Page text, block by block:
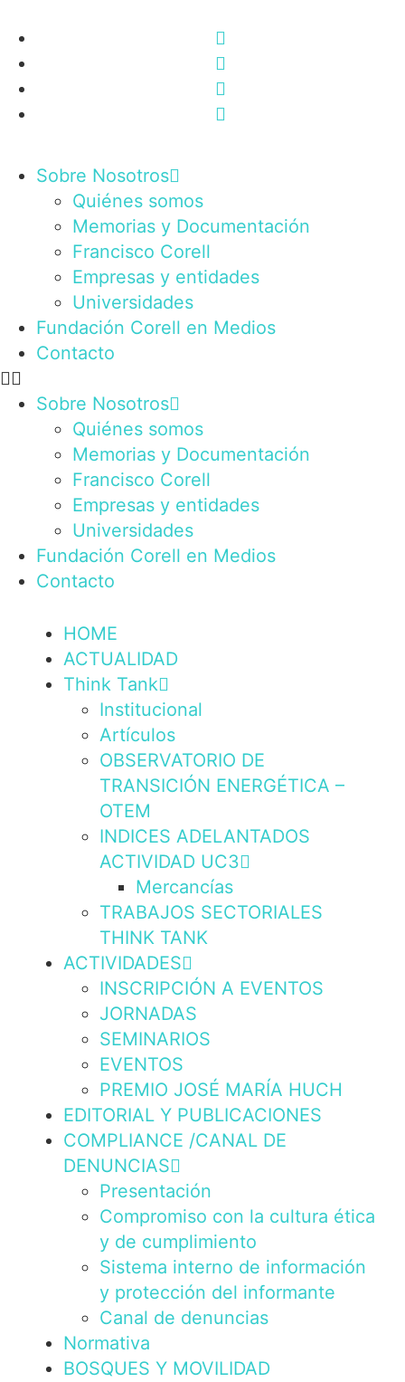
Sobre Nosotros
Quiénes somos
Memorias y Documentación
Francisco Corell
Empresas y entidades
Universidades
Fundación Corell en Medios
Contacto
Sobre Nosotros
Quiénes somos
Memorias y Documentación
Francisco Corell
Empresas y entidades
Universidades
Fundación Corell en Medios
Contacto
HOME
ACTUALIDAD
Think Tank
Institucional
Artículos
OBSERVATORIO DE
TRANSICIÓN ENERGÉTICA –
OTEM
INDICES ADELANTADOS
ACTIVIDAD UC3
Mercancías
TRABAJOS SECTORIALES
THINK TANK
ACTIVIDADES
INSCRIPCIÓN A EVENTOS
JORNADAS
SEMINARIOS
EVENTOS
PREMIO JOSÉ MARÍA HUCH
EDITORIAL Y PUBLICACIONES
COMPLIANCE /CANAL DE
DENUNCIAS
Presentación
Compromiso con la cultura ética
y de cumplimiento
Sistema interno de información
y protección del informante
Canal de denuncias
Normativa
BOSQUES Y MOVILIDAD